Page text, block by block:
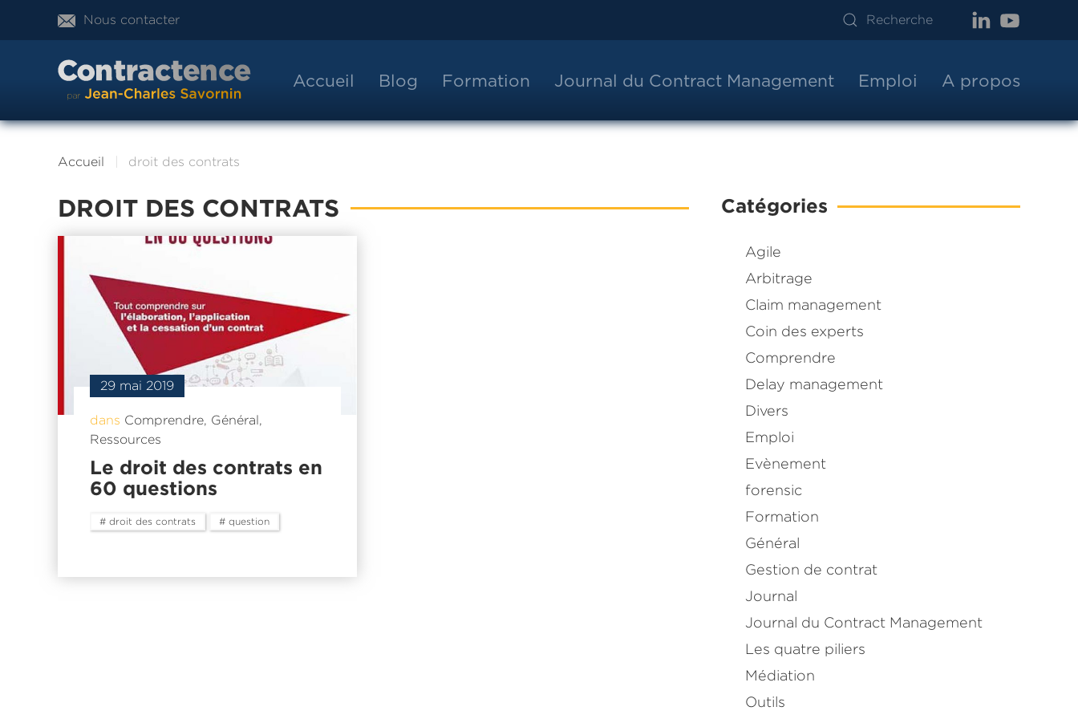
Nous contacter
Accueil Blog Formation Journal du Contract Management Emploi A propos
Accueil droit des contrats
DROIT DES CONTRATS
29 mai 2019
dans Comprendre, Général,
Ressources
Le droit des contrats en
60 questions
# droit des contrats # question
Catégories
Agile
Arbitrage
Claim management
Coin des experts
Comprendre
Delay management
Divers
Emploi
Evènement
forensic
Formation
Général
Gestion de contrat
Journal
Journal du Contract Management
Les quatre piliers
Médiation
Outils